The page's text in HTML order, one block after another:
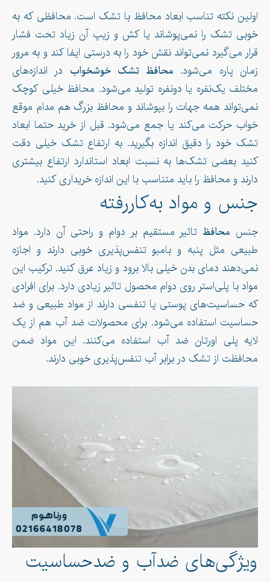
اولین نکته تناسب ابعاد محافظ با تشک است. محافظی که به
خوبی تشک را نمی‌پوشاند یا کش و زیپ آن زیاد تحت فشار
قرار می‌گیرد نمی‌تواند نقش خود را به درستی ایفا کند و به مرور
زمان پاره می‌شود. محافظ تشک خوشخواب در اندازه‌های
مختلف یک‌نفره یا دونفره تولید می‌شود. محافظ خیلی کوچک
نمی‌تواند همه جهات را بپوشاند و محافظ بزرگ هم مدام موقع
خواب حرکت می‌کند یا جمع می‌شود. قبل از خرید حتما ابعاد
تشک خود را دقیق اندازه بگیرید. به ارتفاع تشک خیلی دقت
کنید بعضی تشک‌ها به نسبت ابعاد استاندارد ارتفاع بیشتری
دارند و محافظ را باید متناسب با این اندازه خریداری کنید.
جنس و مواد به‌کاررفته
جنس محافظتاثیر مستقیم بر دوام و راحتی آن دارد. مواد
طبیعی مثل پنبه و بامبو تنفس‌پذیری خوبی دارند و اجازه
نمی‌دهند دمای بدن خیلی بالا برود و زیاد عرق کنید. ترکیب این
مواد با پلی‌استر روی دوام محصول تاثیر زیادی دارد. برای افرادی
که حساسیت‌های پوستی یا تنفسی دارند از مواد طبیعی و ضد
حساسیت استفاده می‌شود. برای محصولات ضد آب هم از یک
لایه پلی اورتان ضد آب استفاده می‌کنند. این مواد ضمن
محافظت از تشک در برابر آب تنفس‌پذیری خوبی دارند.
ویژگی‌های ضدآب و ضدحساسیت